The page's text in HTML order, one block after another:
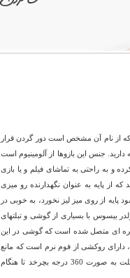
که از نام آن مشخص است دور گردن قرار
جنس این بازوها از آلومینیوم است
و به راحتی به تماشای فیلم و یا بازی
از پایه به عنوان نگهدارنده رو میزی
از روی میز لیز نخورد، به خوبی در
بیسوس با بسیاری از گوشی و تبلتهای
تبلت به گیره ای متصل شده است که گوشی در این
مناسب است. دو طرف این گیره، دارای روکشی از فوم نرم است که مانع
خراشیدگی گوشی و یا تبلت می شود. پشت این گیره، توپی وجود دارد که باعث می شود گوشی یا تبلت به صورت 360 درجه بچرخد تا هنگام